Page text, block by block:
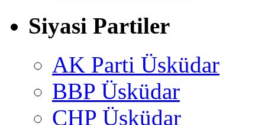
Siyasi Partiler
AK Parti Üsküdar
BBP Üsküdar
CHP Üsküdar